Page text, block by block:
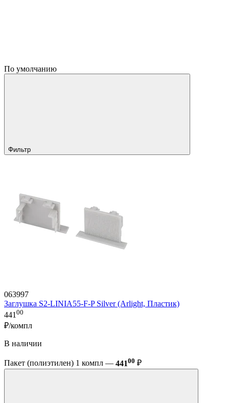
По умолчанию
Фильтр
063997
Заглушка S2-LINIA55-F-P Silver (Arlight, Пластик)
44100
₽/компл
В наличии
Пакет (полиэтилен) 1 компл — 44100 ₽